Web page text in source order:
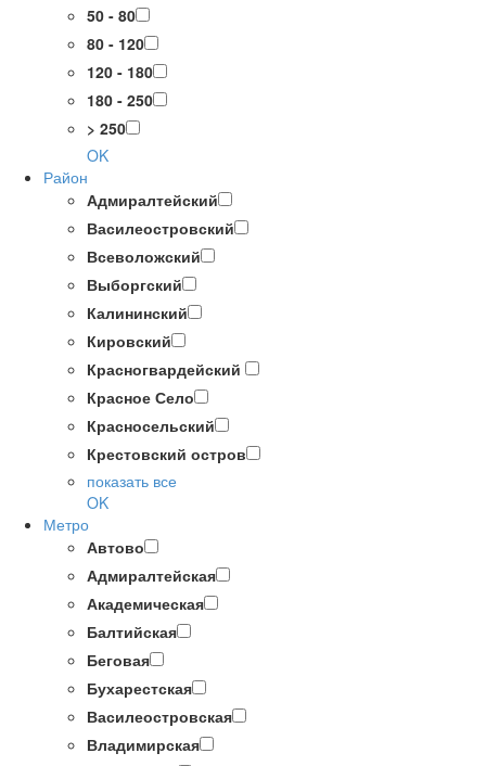
50 - 80
80 - 120
120 - 180
180 - 250
> 250
OK
Район
Адмиралтейский
Василеостровский
Всеволожский
Выборгский
Калининский
Кировский
Красногвардейский
Красное Село
Красносельский
Крестовский остров
показать все
OK
Метро
Автово
Адмиралтейская
Академическая
Балтийская
Беговая
Бухарестская
Василеостровская
Владимирская